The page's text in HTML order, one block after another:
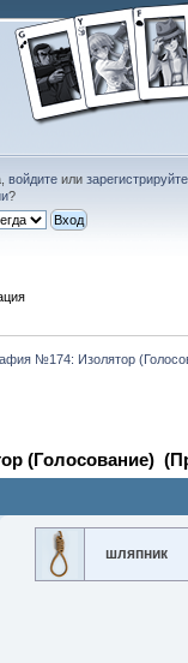
войдитеили
?
№174: Изолятор
(Голосование)
шляпник